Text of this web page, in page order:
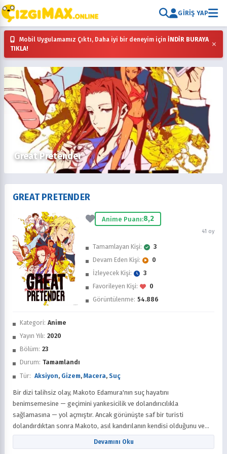
GIRIŞ YAP
Mobil Uygulamamız Çıktı, Daha iyi bir deneyim için İNDİR BURAYA
TIKLA!
×
Great Pretender
İzledim
Favorilere Ekle
Sonra İzle
GREAT PRETENDER
Anime Puanı:8,2
41 oy
Kategori: Anime
Yayın Yılı: 2020
Bölüm: 23
Durum: Tamamlandı
Tür: Aksiyon, Gizem, Macera, Suç
Tamamlayan Kişi:
3
Devam Eden Kişi:
0
İzleyecek Kişi:
3
Favorileyen Kişi:
0
Görüntülenme: 54.886
Bir dizi talihsiz olay, Makoto Edamura'nın suç hayatını
benimsemesine — geçimini yankesicilik ve dolandırıcılıkla
sağlamasına — yol açmıştır. Ancak görünüşte saf bir turisti
dolandırdıktan sonra Makoto, asıl kandırılanın kendisi olduğunu ve
durumu daha da kötüleştirircesine, polisin artık peşinde olduğunu
fark eder. Kaçışı sırasında o turistle yeniden karşılaşır; turistin
Devamını Oku